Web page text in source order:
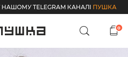
TELEGRAM КАНАЛІ ПУШКА
0